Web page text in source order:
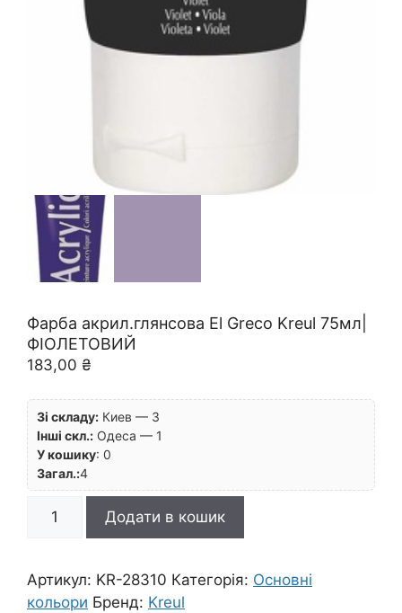
Фарба акрил.глянсова El Greco Kreul 75мл|
ФІОЛЕТОВИЙ
183,00 ₴
Зі складу: Киев — 3
Інші скл.: Одеса — 1
У кошику: 0
Загал.:4
Фарба
акрил.глянсова
Greco
Kreul
Додати в кошик
Артикул: KR-28310 Категорія: Основні
кольори Бренд: Kreul